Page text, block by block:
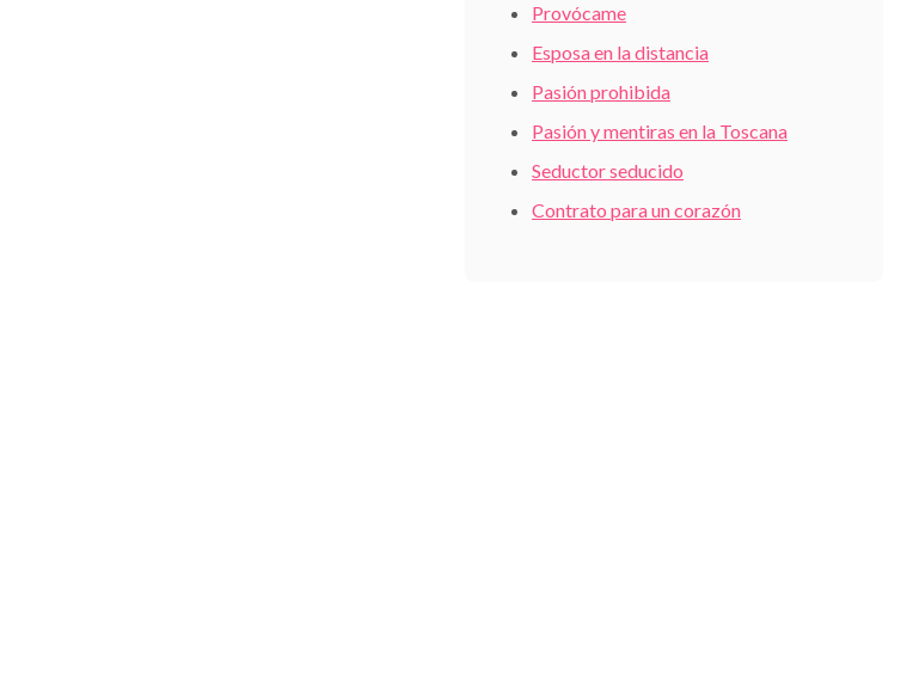
Provócame
Esposa en la distancia
Pasión prohibida
Pasión y mentiras en la Toscana
Seductor seducido
Contrato para un corazón